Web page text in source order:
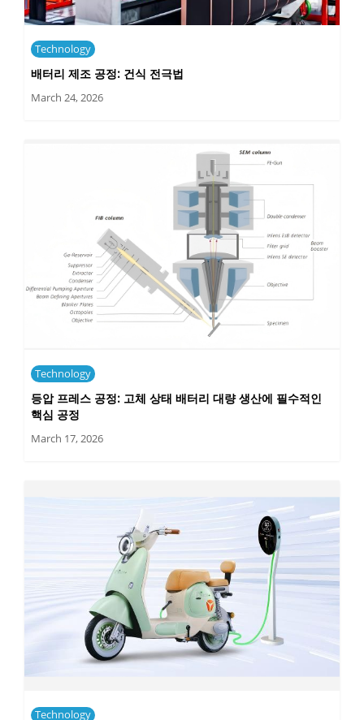
Technology
배터리 제조 공정: 건식 전극법
March 24, 2026
Technology
등압 프레스 공정: 고체 상태 배터리 대량 생산에 필수적인
핵심 공정
March 17, 2026
Technology